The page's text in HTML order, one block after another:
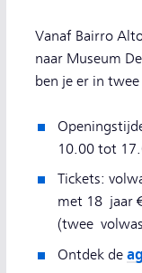
Vanaf Bairro
naar Museum
ben je er in
10.00 tot
Tickets:
met 18 jaar
(twee
Ontdek de